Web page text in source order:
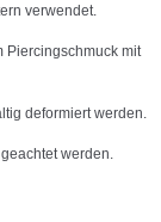
verwendet.
Piercingschmuck mit
deformiert werden.
werden.